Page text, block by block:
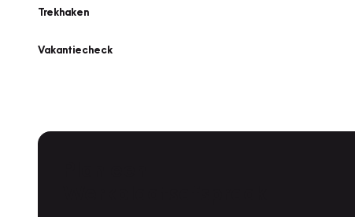
Trekhaken
Vakantiecheck